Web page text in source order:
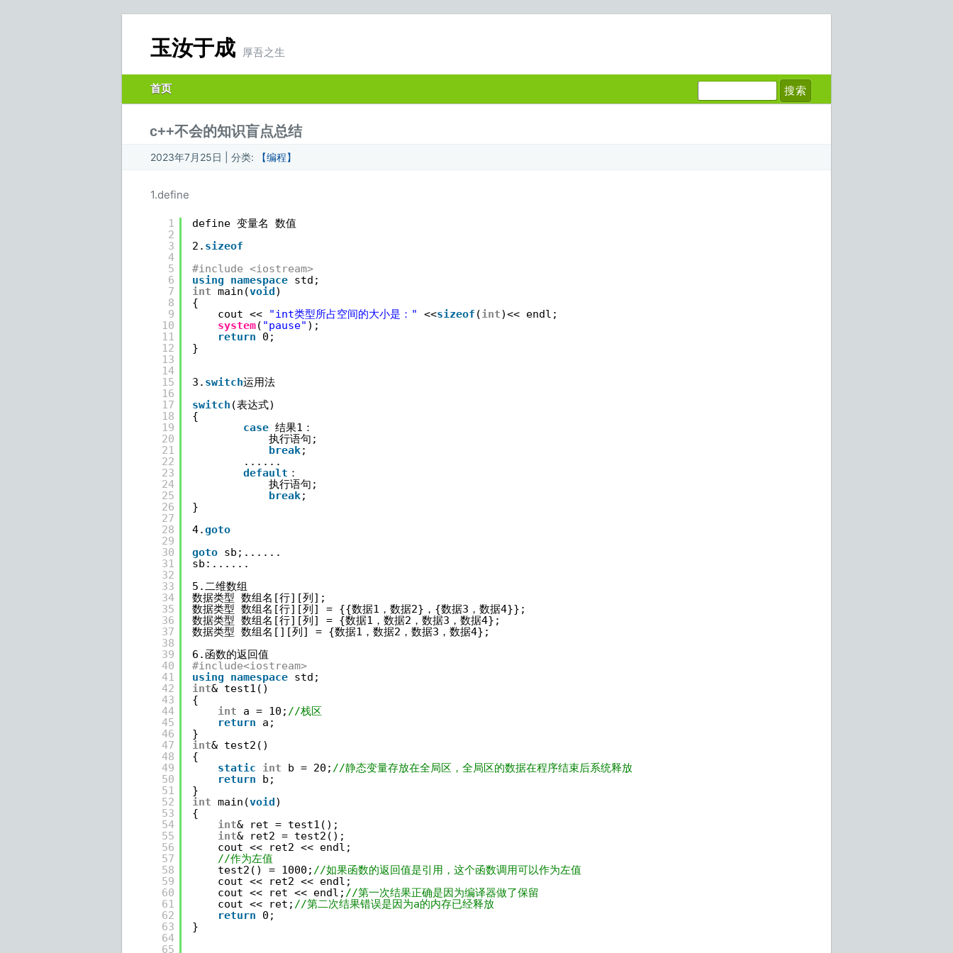
玉汝于成 厚吾之生
首页
c++不会的知识盲点总结
2023年7月25日 | 分类: 【编程】
1.define
1
2
3
4
5
6
7
8
9
10
11
12
13
14
15
16
17
18
19
20
21
22
23
24
25
26
27
28
29
30
31
32
33
34
35
36
37
38
39
40
41
42
43
44
45
46
47
48
49
50
51
52
53
54
55
56
57
58
59
60
61
62
63
64
65
define 变量名 数值
2. sizeof
#include <iostream>
using
namespace std;
int main(void)
{
cout <<
"int类型所占空间的大小是：" <<sizeof (int)<< endl;
system( "pause" );
return
0;
}
3. switch运用法
switch (表达式)
{
case 结果1：
执行语句;
break;
......
default ：
执行语句;
break;
}
4.goto
goto sb;......
sb:......
5.二维数组
数据类型 数组名[行][列];
数据类型 数组名[行][列] = {{数据1，数据2}，{数据3，数据4}};
数据类型 数组名[行][列] = {数据1，数据2，数据3，数据4};
数据类型 数组名[][列] = {数据1，数据2，数据3，数据4};
6.函数的返回值
#include<iostream>
using
namespace std;
int& test1()
{
int
a = 10; //栈区
return
a;
}
int& test2()
{
static
int b = 20; //静态变量存放在全局区，全局区的数据在程序结束后系统释放
return
b;
}
int main(void)
{
int& ret = test1();
int& ret2 = test2();
cout << ret2 << endl;
//作为左值
test2() = 1000; //如果函数的返回值是引用，这个函数调用可以作为左值
cout << ret2 << endl;
cout << ret << endl; //第一次结果正确是因为编译器做了保留
cout << ret; //第二次结果错误是因为a的内存已经释放
return
0;
}